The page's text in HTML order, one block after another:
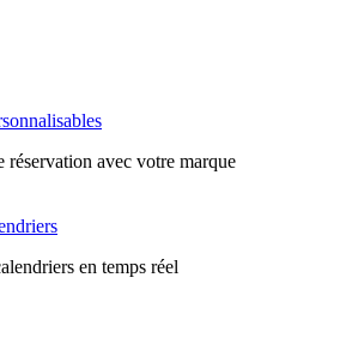
réservation avec votre marque
en temps réel